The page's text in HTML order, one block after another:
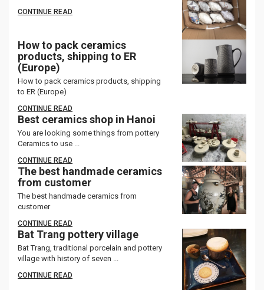
CONTINUE READ
How to pack ceramics
products, shipping to ER
(Europe)
How to pack ceramics products, shipping
to ER (Europe)
CONTINUE READ
Best ceramics shop in Hanoi
You are looking some things from pottery
Ceramics to use ...
CONTINUE READ
The best handmade ceramics
from customer
The best handmade ceramics from
customer
CONTINUE READ
Bat Trang pottery village
Bat Trang, traditional porcelain and pottery
village with history of seven ...
CONTINUE READ